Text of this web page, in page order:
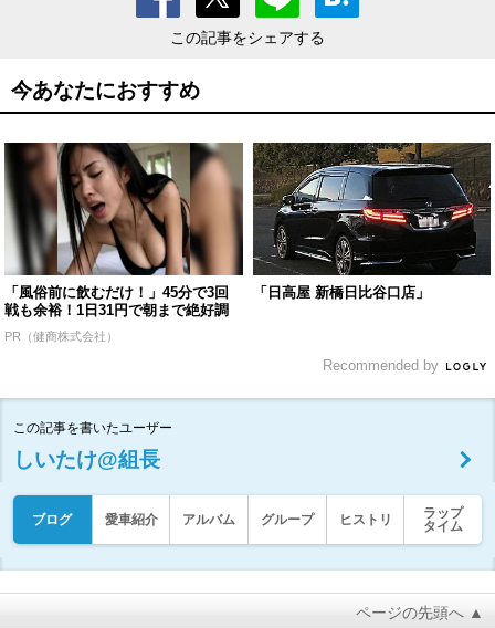
この記事をシェアする
今あなたにおすすめ
「風俗前に飲むだけ！」45分で3回
戦も余裕！1日31円で朝まで絶好調
PR（健商株式会社）
「日高屋 新橋日比谷口店」
Recommended by
この記事を書いたユーザー
しいたけ@組長
ブログ 愛車紹介 アルバム グループ ヒストリ
ラップ
タイム
ページの先頭へ ▲